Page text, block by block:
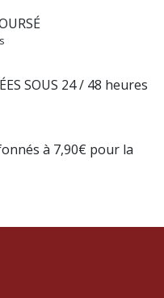
SOUS 24 / 48 heures
à 7,90€ pour la